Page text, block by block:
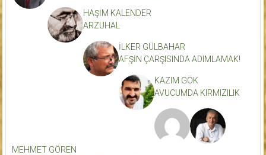
HAŞİM KALENDER
ARZUHAL
İLKER GÜLBAHAR
AFŞİN ÇARŞISINDA ADIMLAMAK!
KAZIM GÖK
AVUCUMDA KIRMIZILIK
MEHMET GÖREN